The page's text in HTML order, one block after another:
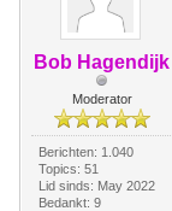
Bob Hagendijk
Moderator
Berichten: 1.040
Topics: 51
Lid sinds: May 2022
Bedankt: 9